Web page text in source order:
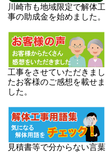
川崎市も地域限定で解体工
事の助成金を始めました。
工事をさせていただきまし
たお客様のご感想を載せま
した。
見積書等で分からない言葉